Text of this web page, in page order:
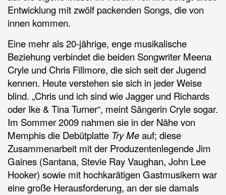
Entwicklung mit zwölf packenden Songs, die von
innen kommen.
Eine mehr als 20-jährige, enge musikalische
Beziehung verbindet die beiden Songwriter Meena
Cryle und Chris Fillmore, die sich seit der Jugend
kennen. Heute verstehen sie sich in jeder Weise
blind. „Chris und ich sind wie Jagger und Richards
oder Ike & Tina Turner“, meint Sängerin Cryle sogar.
Im Sommer 2009 nahmen sie in der Nähe von
Memphis die Debütplatte Try Meauf; diese
Zusammenarbeit mit der Produzentenlegende Jim
Gaines (Santana, Stevie Ray Vaughan, John Lee
Hooker) sowie mit hochkarätigen Gastmusikern war
eine große Herausforderung, an der sie damals